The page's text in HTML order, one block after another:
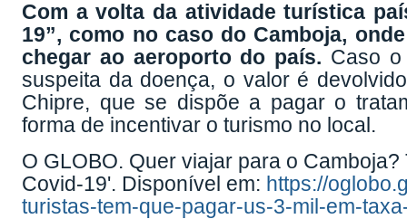
Com a volta da atividade turística
19”, como no caso do Camboja,
chegar ao aeroporto do país. Caso
suspeita da doença, o valor é
Chipre, que se dispõe a pagar o
forma de incentivar o turismo no local.
O GLOBO. Quer viajar para o
Covid-19'. Disponível em: https://
turistas-tem-que-pagar-us-3-mil-em-